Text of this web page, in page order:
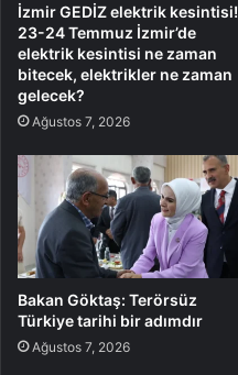
İzmir GEDİZ elektrik kesintisi!
23-24 Temmuz İzmir’de
elektrik kesintisi ne zaman
bitecek, elektrikler ne zaman
gelecek?
Ağustos 7, 2026
Bakan Göktaş: Terörsüz
Türkiye tarihi bir adımdır
Ağustos 7, 2026